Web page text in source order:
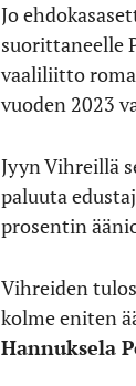
Jo
suorittaneelle
vaaliliitto
vuoden 2023
Jyyn Vihreillä
paluuta
prosentin
Vihreiden
kolme eniten
Hannuksela